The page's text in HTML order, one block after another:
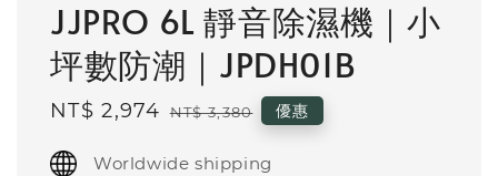
JJPRO 6L 靜音除濕機｜小
坪數防潮｜JPDH01B
Sale
NT$ 2,974 Regular
NT$ 3,380 優惠
Worldwide shipping